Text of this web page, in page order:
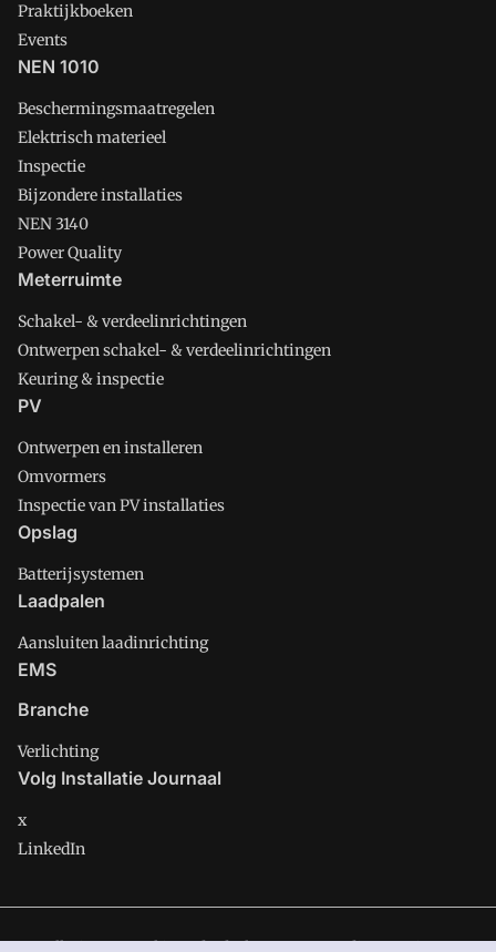
Praktijkboeken
Events
NEN 1010
Beschermingsmaatregelen
Elektrisch materieel
Inspectie
Bijzondere installaties
NEN 3140
Power Quality
Meterruimte
Schakel- & verdeelinrichtingen
Ontwerpen schakel- & verdeelinrichtingen
Keuring & inspectie
PV
Ontwerpen en installeren
Omvormers
Inspectie van PV installaties
Opslag
Batterijsystemen
Laadpalen
Aansluiten laadinrichting
EMS
Branche
Verlichting
Volg Installatie Journaal
x
LinkedIn
Installatie Journaal is onderdeel van VMN media. Lees inons